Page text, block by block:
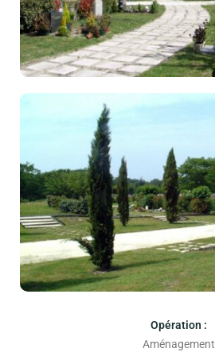
Opération :
Aménagement